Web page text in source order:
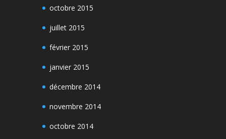
octobre 2015
juillet 2015
février 2015
janvier 2015
décembre 2014
novembre 2014
octobre 2014